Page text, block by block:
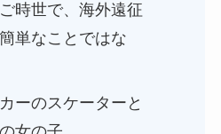
時世で、海外遠征
単なことではな
ーのスケーターと